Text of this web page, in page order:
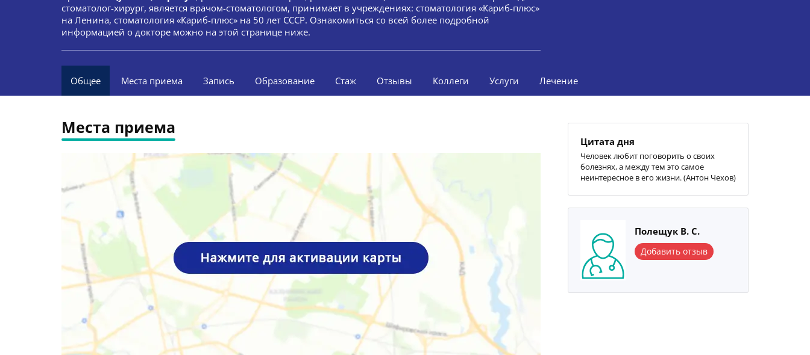
стоматолог-хирург, является врачом-стоматологом, принимает в учреждениях: стоматология «Кариб-плюс»
на Ленина, стоматология «Кариб-плюс» на 50 лет СССР. Ознакомиться со всей более подробной
информацией о докторе можно на этой странице ниже.
Общее Места приема Запись Образование Стаж Отзывы Коллеги Услуги Лечение
Места приема
Цитата дня
Человек любит поговорить о своих
болезнях, а между тем это самое
неинтересное в его жизни. (Антон Чехов)
Полещук В. С.
Добавить отзыв